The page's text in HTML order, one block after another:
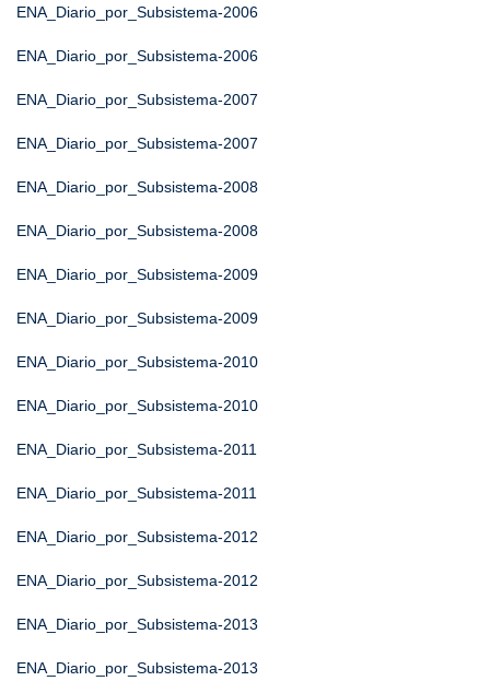
ENA_Diario_por_Subsistema-2006
ENA_Diario_por_Subsistema-2006
ENA_Diario_por_Subsistema-2007
ENA_Diario_por_Subsistema-2007
ENA_Diario_por_Subsistema-2008
ENA_Diario_por_Subsistema-2008
ENA_Diario_por_Subsistema-2009
ENA_Diario_por_Subsistema-2009
ENA_Diario_por_Subsistema-2010
ENA_Diario_por_Subsistema-2010
ENA_Diario_por_Subsistema-2011
ENA_Diario_por_Subsistema-2011
ENA_Diario_por_Subsistema-2012
ENA_Diario_por_Subsistema-2012
ENA_Diario_por_Subsistema-2013
ENA_Diario_por_Subsistema-2013